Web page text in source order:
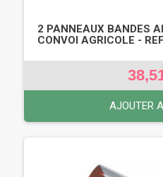
2 PANNEAUX BANDES
CONVOI AGRICOLE -
AJOUTER